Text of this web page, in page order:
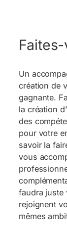
Un
création de
gagnante.
la création
des
pour votre
savoir la
vous
faudra juste
rejoignent
mêmes